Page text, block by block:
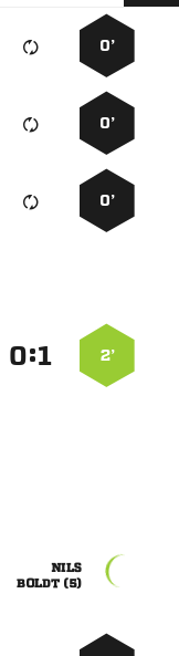
0’
0’
0’
2’
:

 